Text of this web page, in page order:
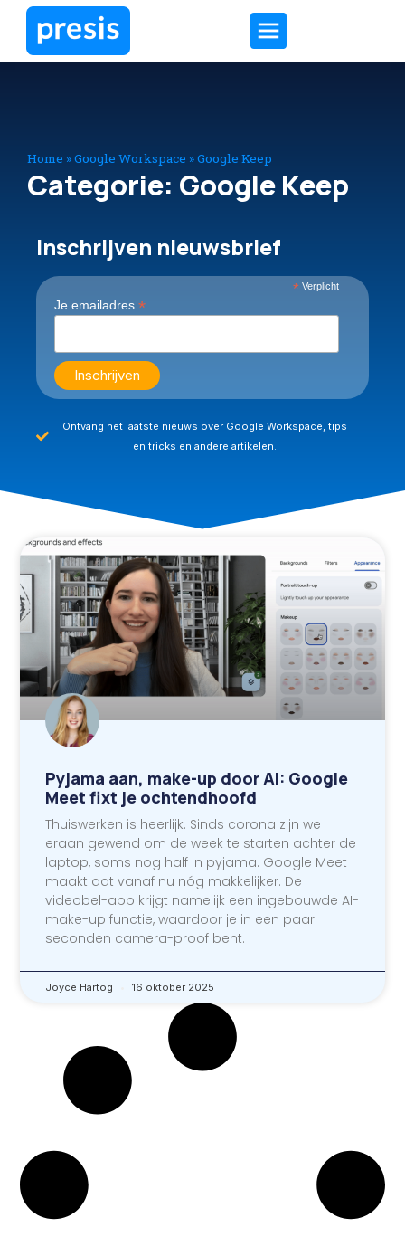
Home »Google Workspace »Google Keep
Categorie: Google Keep
Inschrijven nieuwsbrief
*Verplicht
Je emailadres*
Ontvang het laatste nieuws over Google Workspace, tips
en tricks en andere artikelen.
Pyjama aan, make-up door AI: Google
Meet fixt je ochtendhoofd
Thuiswerken is heerlijk. Sinds corona zijn we
eraan gewend om de week te starten achter de
laptop, soms nog half in pyjama. Google Meet
maakt dat vanaf nu nóg makkelijker. De
videobel-app krijgt namelijk een ingebouwde AI-
make-up functie, waardoor je in een paar
seconden camera-proof bent.
Joyce Hartog 16 oktober 2025